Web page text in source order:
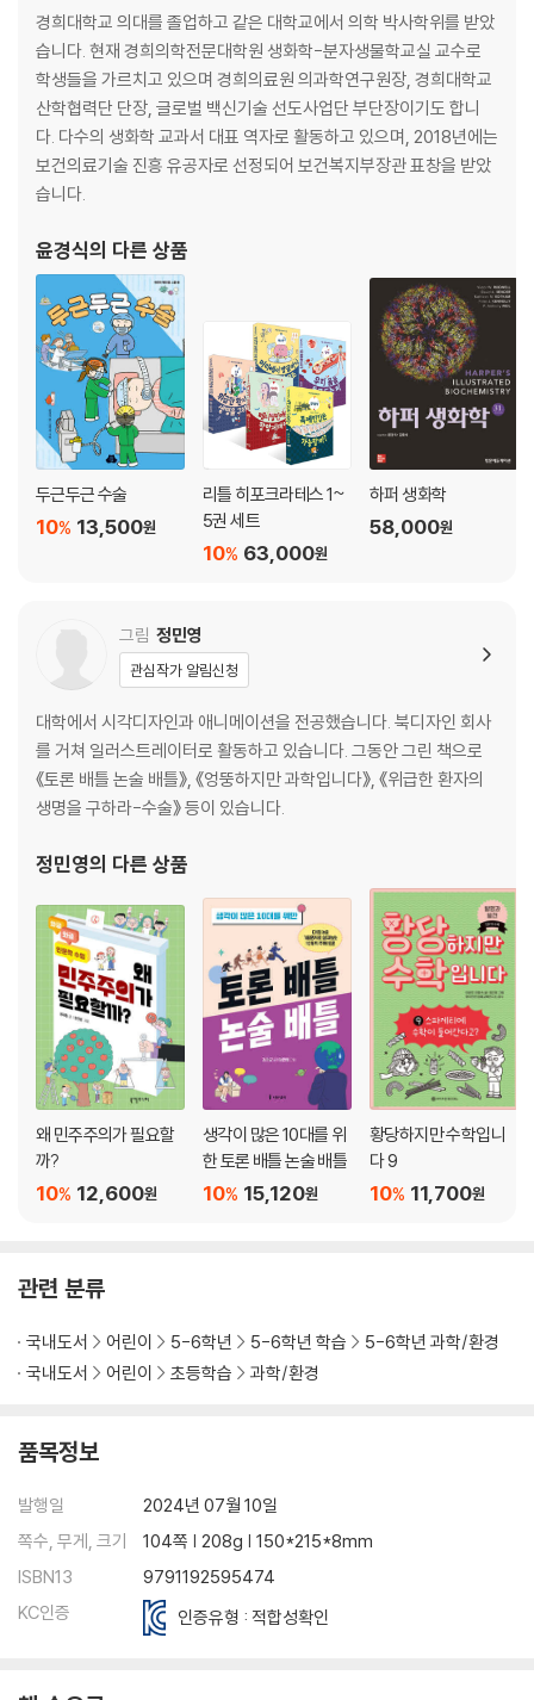
5 수술의 발전과 미래
082 수술의 역사 085 끔찍한 전두엽 절제술 088 예방을 위한 수술 089
우리나라 첫 번째 의사 091 우리나라에서 가장 많이 하는 수술 092 미래
의 수술
100 맺음말│수술이 필요 없는 미래를 위해
경희대학교 의대를 졸업하고 같은 대학교에서 의학 박사학위를 받았
습니다. 현재 경희의학전문대학원 생화학-분자생물학교실 교수로
학생들을 가르치고 있으며 경희의료원 의과학연구원장, 경희대학교
산학협력단 단장, 글로벌 백신기술 선도사업단 부단장이기도 합니
다. 다수의 생화학 교과서 대표 역자로 활동하고 있으며, 2018년에는
보건의료기술 진흥 유공자로 선정되어 보건복지부장관 표창을 받았
습니다.
윤경식의 다른 상품
두근두근 수술
13,500원
10%
리틀 히포크라테스 1~
5권 세트
63,000원
10%
하퍼 생화학
58,000원
그림 정민영
관심작가 알림신청
대학에서 시각디자인과 애니메이션을 전공했습니다. 북디자인 회사
를 거쳐 일러스트레이터로 활동하고 있습니다. 그동안 그린 책으로
《토론 배틀 논술 배틀》, 《엉뚱하지만 과학입니다》, 《위급한 환자의
생명을 구하라-수술》 등이 있습니다.
정민영의 다른 상품
왜 민주주의가 필요할
까?
12,600원
10%
생각이 많은 10대를 위
한 토론 배틀 논술 배틀
15,120원
10%
황당하지만 수학입니
다 9
11,700원
10%
관련 분류
국내도서 어린이 5-6학년 5-6학년 학습
5-6학년 과학/환경
국내도서
어린이 초등학습 과학/환경
품목정보
발행일
2024년 07월 10일
쪽수, 무게, 크기
104쪽 | 208g | 150*215*8mm
ISBN13
9791192595474
KC인증
인증유형 : 적합성확인